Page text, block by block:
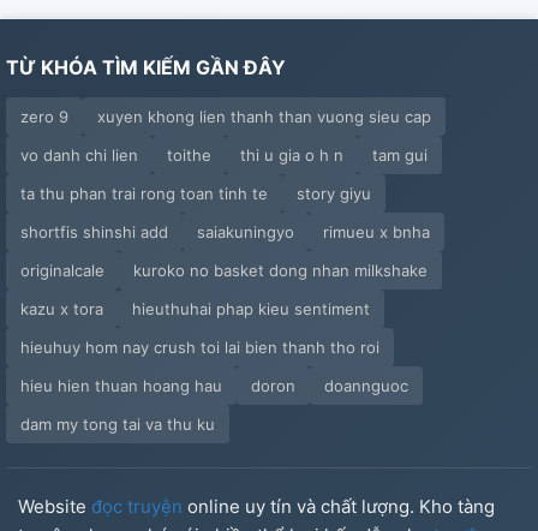
TỪ KHÓA TÌM KIẾM GẦN ĐÂY
zero 9
xuyen khong lien thanh than vuong sieu cap
vo danh chi lien
toithe thi u gia o h n
tam gui
ta thu phan trai rong toan tinh te
story giyu
shortfis shinshi add
saiakuningyo
rimueu x bnha
originalcale
kuroko no basket dong nhan milkshake
kazu x tora
hieuthuhai phap kieu sentiment
hieuhuy hom nay crush toi lai bien thanh tho roi
hieu hien thuan hoang hau
doron
doannguoc
dam my tong tai va thu ku
Website đọc truyện online uy tín và chất lượng. Kho tàng